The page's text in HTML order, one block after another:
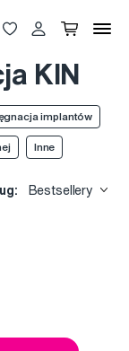
KIN
implantów
Inne
Bestsellery